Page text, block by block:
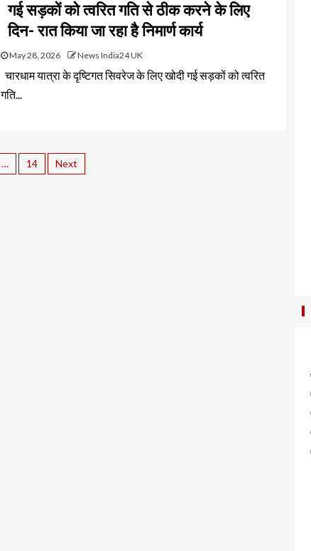
गई सड़कों को त्वरित गति से ठीक करने के लिए
दिन- रात किया जा रहा है निमार्ण कार्य
May 28, 2026 News India24 UK
चारधाम यात्रा के दृष्टिगत सिवरेज के लिए खोदी गई सड़कों को त्वरित
गति...
… 14 Next